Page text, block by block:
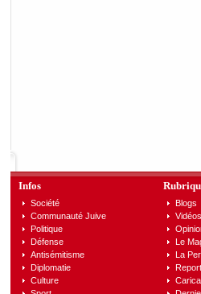
Infos
Société
Communauté Juive
Politique
Défense
Antisémitisme
Diplomatie
Culture
Blogs
Vidéos
Le
La